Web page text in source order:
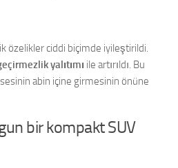
özelikler ciddi biçimde iyileştirildi.
yalıtımı ile artırıldı. Bu
abin içine girmesinin önüne
bir kompakt SUV